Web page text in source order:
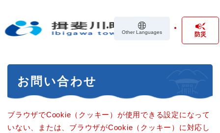
の
Other Languages 防災
お問い合わせ
ブラウザでCookie（クッキー）が使用できる設定になって
いない、または、ブラウザがCookie（クッキー）に対応し